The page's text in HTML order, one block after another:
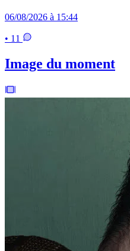
06/08/2026 à 15:44
• 11
Image du moment